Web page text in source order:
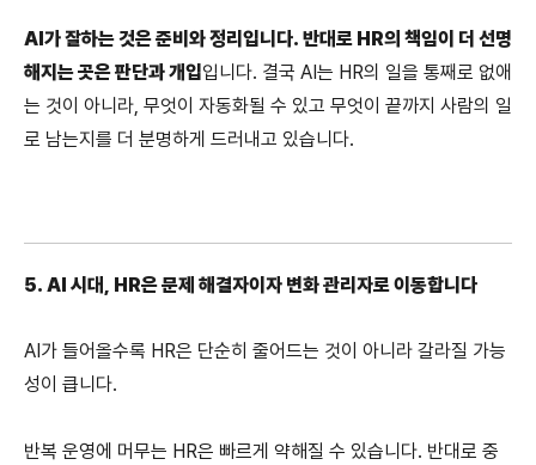
AI가 잘하는 것은 준비와 정리입니다. 반대로 HR의 책임이 더 선명
해지는 곳은 판단과 개입입니다. 결국 AI는 HR의 일을 통째로 없애
는 것이 아니라, 무엇이 자동화될 수 있고 무엇이 끝까지 사람의 일
로 남는지를 더 분명하게 드러내고 있습니다.
5. AI 시대, HR은 문제 해결자이자 변화 관리자로 이동합니다
AI가 들어올수록 HR은 단순히 줄어드는 것이 아니라 갈라질 가능
성이 큽니다.
반복 운영에 머무는 HR은 빠르게 약해질 수 있습니다. 반대로 중